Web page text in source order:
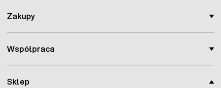
Sklep
Zakupy
Współpraca